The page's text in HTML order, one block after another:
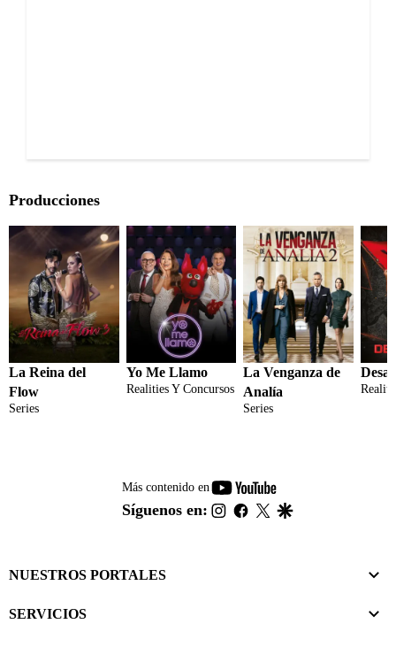
Producciones
La Reina del
Flow
Series
Yo Me Llamo
Realities Y Concursos
La Venganza de
Analía
Series
Más contenido en
youtube-
footer
Síguenos en: instagram
facebook
twitter
NUESTROS PORTALES
SERVICIOS